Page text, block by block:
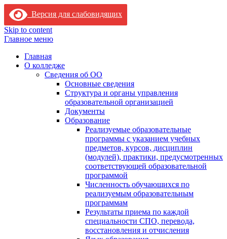
Версия для слабовидящих
Skip to content
Главное меню
Главная
О колледже
Сведения об ОО
Основные сведения
Структура и органы управления
образовательной организацией
Документы
Образование
Реализуемые образовательные
программы с указанием учебных
предметов, курсов, дисциплин
(модулей), практики, предусмотренных
соответствующей образовательной
программой
Численность обучающихся по
реализуемым образовательным
программам
Результаты приема по каждой
специальности СПО, перевода,
восстановления и отчисления